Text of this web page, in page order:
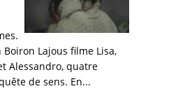
Boiron Lajous filme Lisa,
Alessandro, quatre
de sens. En...